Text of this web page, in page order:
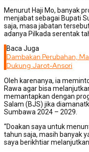
Menurut Haji Mo, banyak
menjabat sebagai Bupati
saja, masa jabatan
adanya Pilkada serentak
Baca Juga
Dambakan Perubahan,
Dukung Jarot-Ansori
Oleh karenanya, ia
Rawa agar bisa
memantapkan dengan
Salam (BJS) jika
Sumbawa 2024 – 2029.
“Doakan saya untuk
tahun saja, masih banyak
saya berikhtiar